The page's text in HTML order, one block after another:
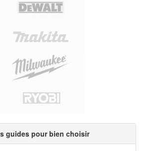
guides pour bien choisir